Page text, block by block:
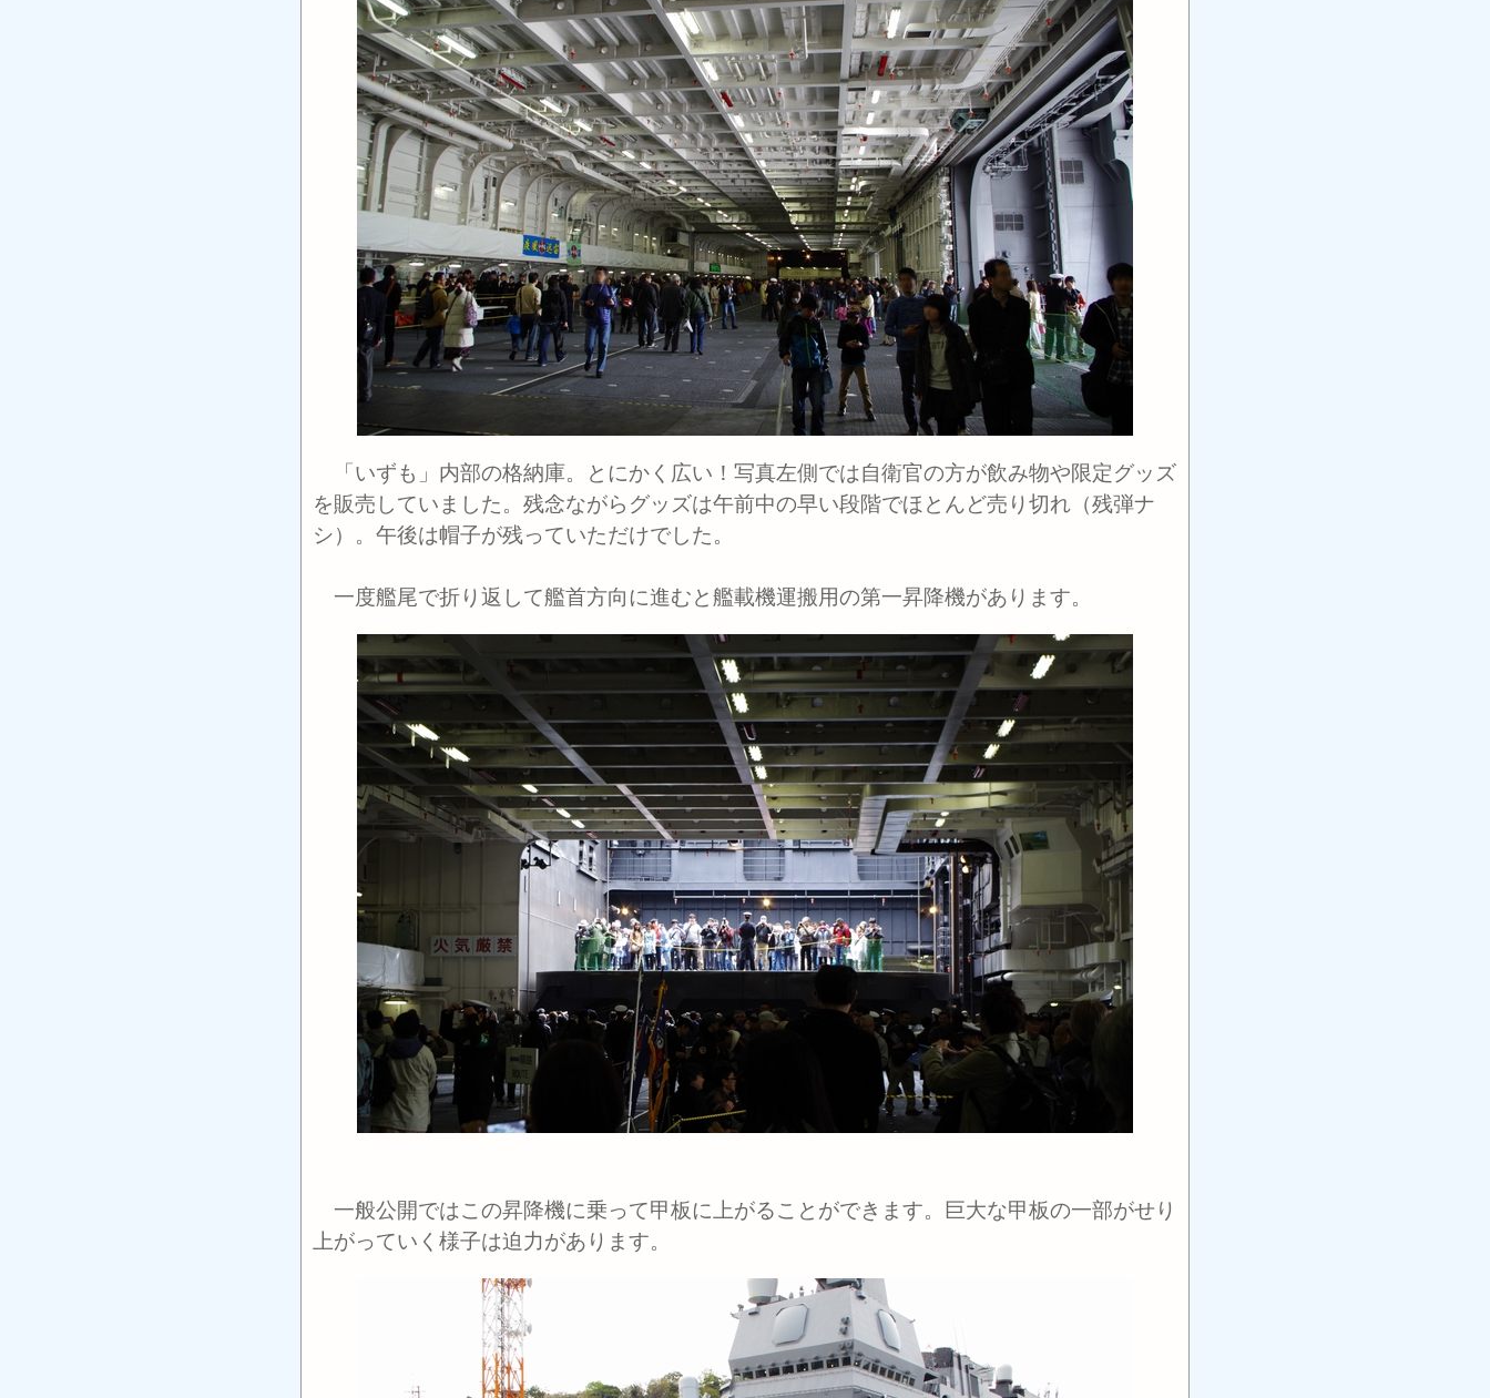
「いずも」内部の格納庫。とにかく広い！写真左側では自衛官の方が飲み物や限定グッズ
を販売していました。残念ながらグッズは午前中の早い段階でほとんど売り切れ（残弾ナ
シ）。午後は帽子が残っていただけでした。
一度艦尾で折り返して艦首方向に進むと艦載機運搬用の第一昇降機があります。
一般公開ではこの昇降機に乗って甲板に上がることができます。巨大な甲板の一部がせり
上がっていく様子は迫力があります。